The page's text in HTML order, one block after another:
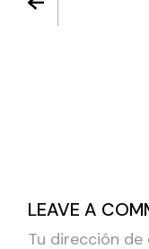
LEAVE A
Tu dirección